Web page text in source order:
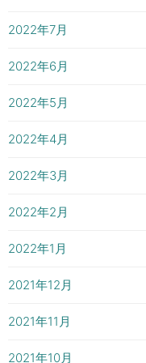
2022年7月
2022年6月
2022年5月
2022年4月
2022年3月
2022年2月
2022年1月
2021年12月
2021年11月
2021年10月